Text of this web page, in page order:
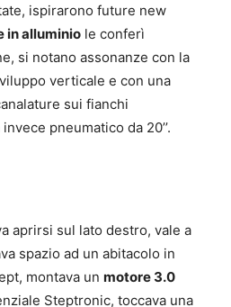
ispirarono future new
in alluminio le conferì
si notano assonanze con la
verticale e con una
sui fianchi
pneumatico da 20’’.
aprirsi sul lato destro, vale a
spazio ad un abitacolo in
montava un motore 3.0
Steptronic, toccava una